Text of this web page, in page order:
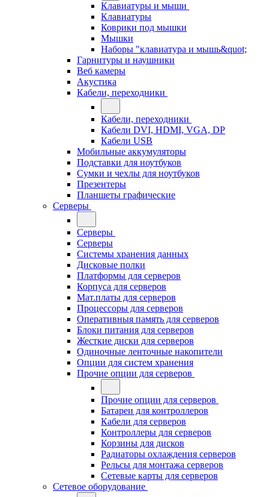
Клавиатуры и мыши
Клавиатуры
Коврики под мышки
Мышки
Наборы "клавиатура и мышь&quot;
Гарнитуры и наушники
Веб камеры
Акустика
Кабели, переходники
Кабели, переходники
Кабели DVI, HDMI, VGA, DP
Кабели USB
Мобильные аккумуляторы
Подставки для ноутбуков
Сумки и чехлы для ноутбуков
Презентеры
Планшеты графические
Серверы
Серверы
Серверы
Системы хранения данных
Дисковые полки
Платформы для серверов
Корпуса для серверов
Мат.платы для серверов
Процессоры для серверов
Оперативныя память для серверов
Блоки питания для серверов
Жесткие диски для серверов
Одиночные ленточные накопители
Опции для систем хранения
Прочие опции для серверов
Прочие опции для серверов
Батареи для контроллеров
Кабели для серверов
Контроллеры для серверов
Корзины для дисков
Радиаторы охлаждения серверов
Рельсы для монтажа серверов
Сетевые карты для серверов
Сетевое оборудование